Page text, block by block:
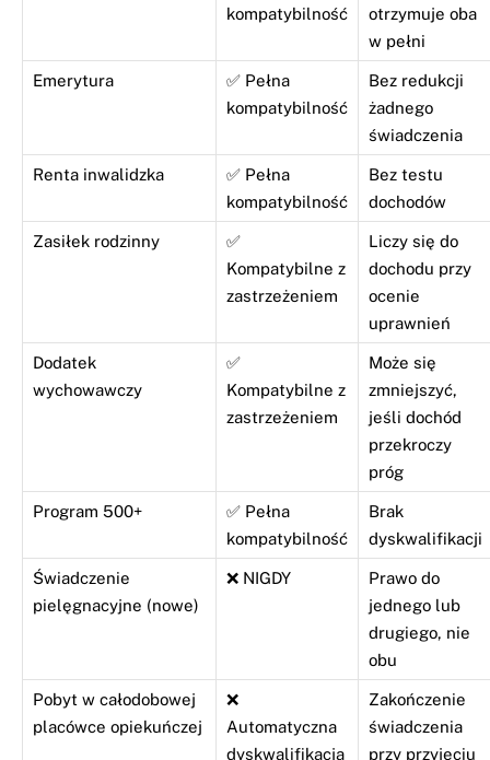
kompatybilność
otrzymuje oba
w pełni
Emerytura
✅ Pełna
kompatybilność
Bez redukcji
żadnego
świadczenia
Renta inwalidzka
✅ Pełna
kompatybilność
Bez testu
dochodów
Zasiłek rodzinny
✅
Kompatybilne z
zastrzeżeniem
Liczy się do
dochodu przy
ocenie
uprawnień
Dodatek
wychowawczy
✅
Kompatybilne z
zastrzeżeniem
Może się
zmniejszyć,
jeśli dochód
przekroczy
próg
Program 500+
✅ Pełna
kompatybilność
Brak
dyskwalifikacji
Świadczenie
pielęgnacyjne (nowe)
❌ NIGDY
Prawo do
jednego lub
drugiego, nie
obu
Pobyt w całodobowej
placówce opiekuńczej
❌
Automatyczna
dyskwalifikacja
Zakończenie
świadczenia
przy przyjęciu